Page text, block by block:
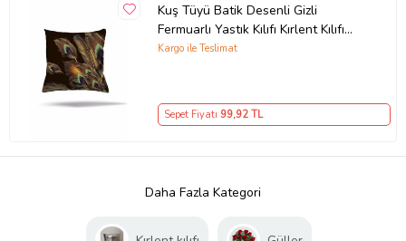
Kuş Tüyü Batik Desenli Gizli
Fermuarlı Yastık Kılıfı Kırlent Kılıfı
Koltuk Yastık Kılıfı (Çok Renkli)
Kargo ile Teslimat
Sepet Fiyatı 99,92 TL
Daha Fazla Kategori